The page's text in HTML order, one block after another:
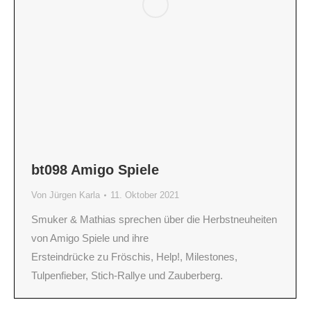
bt098 Amigo Spiele
Von Jürgen Karla 11. Oktober 2021
Smuker & Mathias sprechen über die Herbstneuheiten
von Amigo Spiele und ihre
Ersteindrücke zu Fröschis, Help!, Milestones,
Tulpenfieber, Stich-Rallye und Zauberberg.